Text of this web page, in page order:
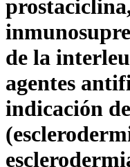
de la
agentes
indicación